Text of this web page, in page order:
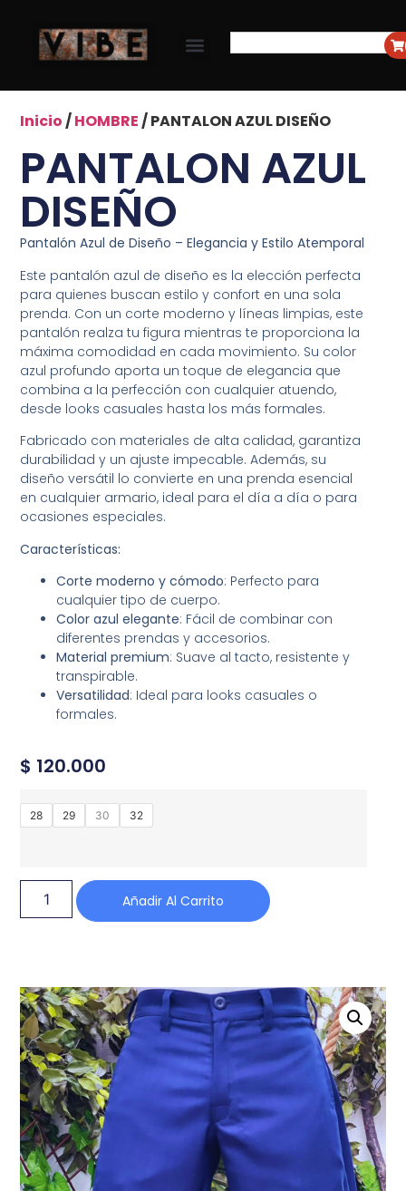
Inicio/HOMBRE/ PANTALON AZUL DISEÑO
PANTALON AZUL
DISEÑO
Pantalón Azul de Diseño – Elegancia y Estilo Atemporal
Este pantalón azul de diseño es la elección perfecta
para quienes buscan estilo y confort en una sola
prenda. Con un corte moderno y líneas limpias, este
pantalón realza tu figura mientras te proporciona la
máxima comodidad en cada movimiento. Su color
azul profundo aporta un toque de elegancia que
combina a la perfección con cualquier atuendo,
desde looks casuales hasta los más formales.
Fabricado con materiales de alta calidad, garantiza
durabilidad y un ajuste impecable. Además, su
diseño versátil lo convierte en una prenda esencial
en cualquier armario, ideal para el día a día o para
ocasiones especiales.
Características:
Corte moderno y cómodo: Perfecto para
cualquier tipo de cuerpo.
Color azul elegante: Fácil de combinar con
diferentes prendas y accesorios.
Material premium: Suave al tacto, resistente y
transpirable.
Versatilidad: Ideal para looks casuales o
formales.
$ 120.000
28 29 30 32
Añadir Al Carrito